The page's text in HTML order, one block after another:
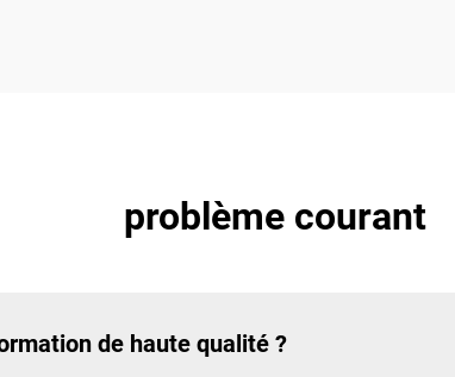
problème courant
de haute qualité ?